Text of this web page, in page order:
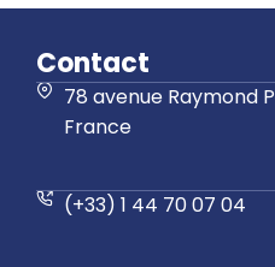
Contact
78 avenue Raymond
France
(+33) 1 44 70 07 04